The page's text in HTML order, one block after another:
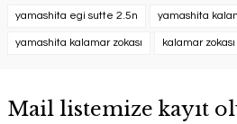
yamashita egi sutte 2.5n
yamashita
yamashita kalamar zokası kalamar zokası
Mail listemize kayıt